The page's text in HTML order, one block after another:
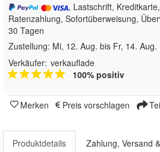
, Lastschrift,
Ratenzahlung, Sofortüberweisung,
30 Tagen
Zustellung: Mi, 12. Aug. bis Fr, 14. Aug.
Verkäufer: verkauflade
100% positiv
Merken Preis vorschlagen
Produktdetails Zahlung, Versand